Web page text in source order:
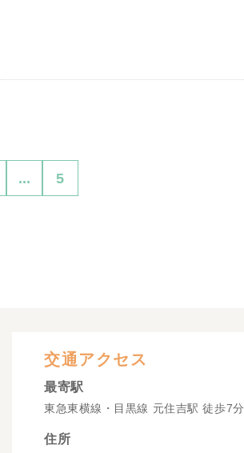
... 5
交通アクセス
最寄駅
東急東横線・目黒線 元住吉駅 徒歩7分
住所